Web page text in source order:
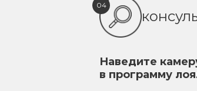
04
Наведите
в программу